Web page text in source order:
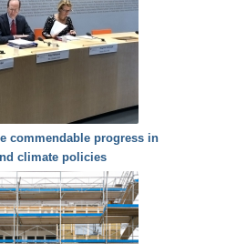
commendable progress in
climate policies